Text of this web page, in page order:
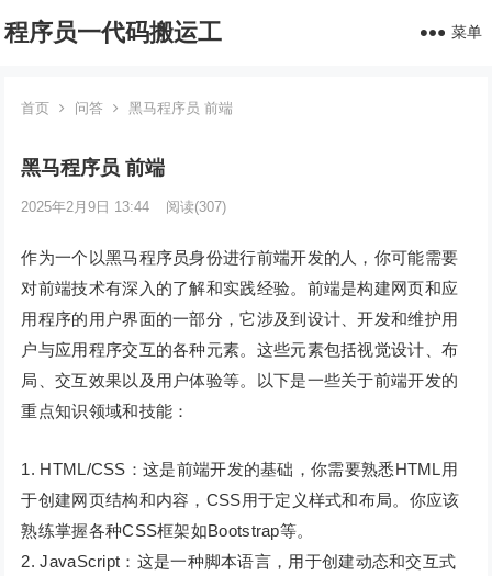
程序员一代码搬运工 菜单
首页 问答 黑马程序员 前端
黑马程序员 前端
2025年2月9日 13:44 阅读(307)
作为一个以黑马程序员身份进行前端开发的人，你可能需要
对前端技术有深入的了解和实践经验。前端是构建网页和应
用程序的用户界面的一部分，它涉及到设计、开发和维护用
户与应用程序交互的各种元素。这些元素包括视觉设计、布
局、交互效果以及用户体验等。以下是一些关于前端开发的
重点知识领域和技能：
1. HTML/CSS：这是前端开发的基础，你需要熟悉HTML用
于创建网页结构和内容，CSS用于定义样式和布局。你应该
熟练掌握各种CSS框架如Bootstrap等。
2. JavaScript：这是一种脚本语言，用于创建动态和交互式